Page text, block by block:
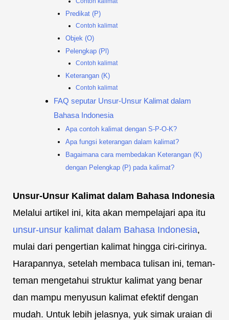
Predikat (P)
Contoh kalimat
Objek (O)
Pelengkap (Pl)
Contoh kalimat
Keterangan (K)
Contoh kalimat
FAQ seputar Unsur-Unsur Kalimat dalam
Bahasa Indonesia
Apa contoh kalimat dengan S-P-O-K?
Apa fungsi keterangan dalam kalimat?
Bagaimana cara membedakan Keterangan (K)
dengan Pelengkap (P) pada kalimat?
Unsur-Unsur Kalimat dalam Bahasa Indonesia
Melalui artikel ini, kita akan mempelajari apa itu
unsur-unsur kalimat dalam Bahasa Indonesia,
mulai dari pengertian kalimat hingga ciri-cirinya.
Harapannya, setelah membaca tulisan ini, teman-
teman mengetahui struktur kalimat yang benar
dan mampu menyusun kalimat efektif dengan
mudah. Untuk lebih jelasnya, yuk simak uraian di